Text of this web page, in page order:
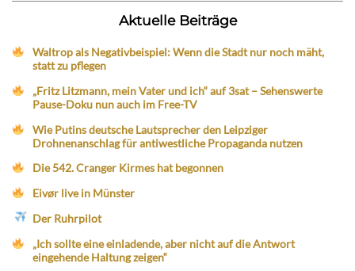
Aktuelle Beiträge
Waltrop als Negativbeispiel: Wenn die Stadt nur noch mäht,
statt zu pflegen
„Fritz Litzmann, mein Vater und ich“ auf 3sat – Sehenswerte
Pause-Doku nun auch im Free-TV
Wie Putins deutsche Lautsprecher den Leipziger
Drohnenanschlag für antiwestliche Propaganda nutzen
Die 542. Cranger Kirmes hat begonnen
Eivør live in Münster
Der Ruhrpilot
„Ich sollte eine einladende, aber nicht auf die Antwort
eingehende Haltung zeigen“